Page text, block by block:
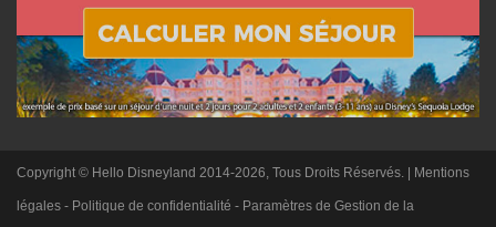
Copyright © Hello Disneyland 2014-2026, Tous Droits Réservés. | Mentions
légales - Politique de confidentialité - Paramètres de Gestion de la